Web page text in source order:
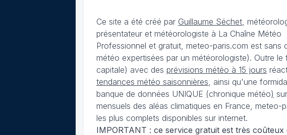
Ce site a été créé par Guillaume Séchet,
présentateur et météorologiste à La Chaîne Météo
Professionnel et gratuit, meteo-paris.com est
météo expertisées par un météorologiste). Outre
capitale) avec des prévisions météo à 15 jours
tendances météo saisonnières, ainsi qu'une
banque de données UNIQUE (chronique météo)
mensuels des aléas climatiques en France,
les plus complets disponibles sur internet.
IMPORTANT : ce service gratuit est très